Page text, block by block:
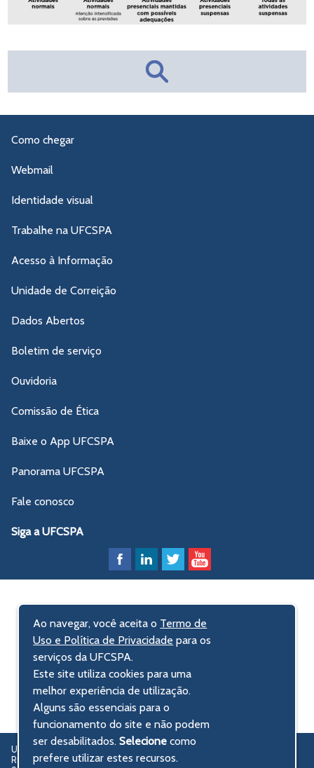
Como chegar
Webmail
Identidade visual
Trabalhe na UFCSPA
Acesso à Informação
Unidade de Correição
Dados Abertos
Boletim de serviço
Ouvidoria
Comissão de Ética
Baixe o App UFCSPA
Panorama UFCSPA
Fale conosco
Siga a UFCSPA
UFCSPA – Universidade Federal de Ciências da Saúde de Porto Alegre
Rua Sarmento Leite, 245 - Centro Histórico
Ao navegar, você aceita o Termo de
Uso e Política de Privacidade para os
serviços da UFCSPA.
Este site utiliza cookies para uma
melhor experiência de utilização.
Alguns são essenciais para o
funcionamento do site e não podem
ser desabilitados.Selecionecomo
prefere utilizar estes recursos.